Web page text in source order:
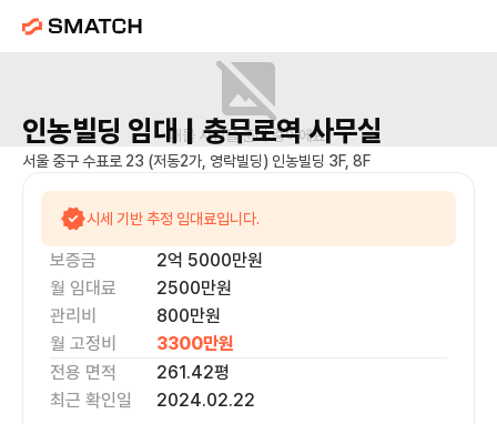
매물 사진을 준비 중이에요.
인농빌딩 임대 | 충무로역사무실
서울 중구 수표로 23 (저동2가, 영락빌딩) 인농빌딩 3F, 8F
시세 기반 추정 임대료입니다.
보증금 2억 5000만원
월 임대료
2500만원
관리비
800만원
월 고정비
3300만원
전용 면적
261.42평
최근 확인일
2024.02.22